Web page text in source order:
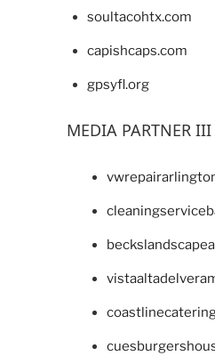
soultacohtx.com
capishcaps.com
gpsyfl.org
MEDIA PARTNER III